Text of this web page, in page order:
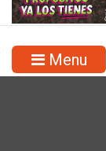
Menu